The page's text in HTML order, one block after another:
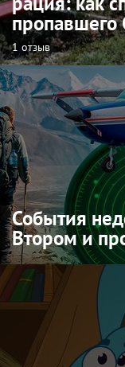
пропавшего
1 отзыв
События
Втором и